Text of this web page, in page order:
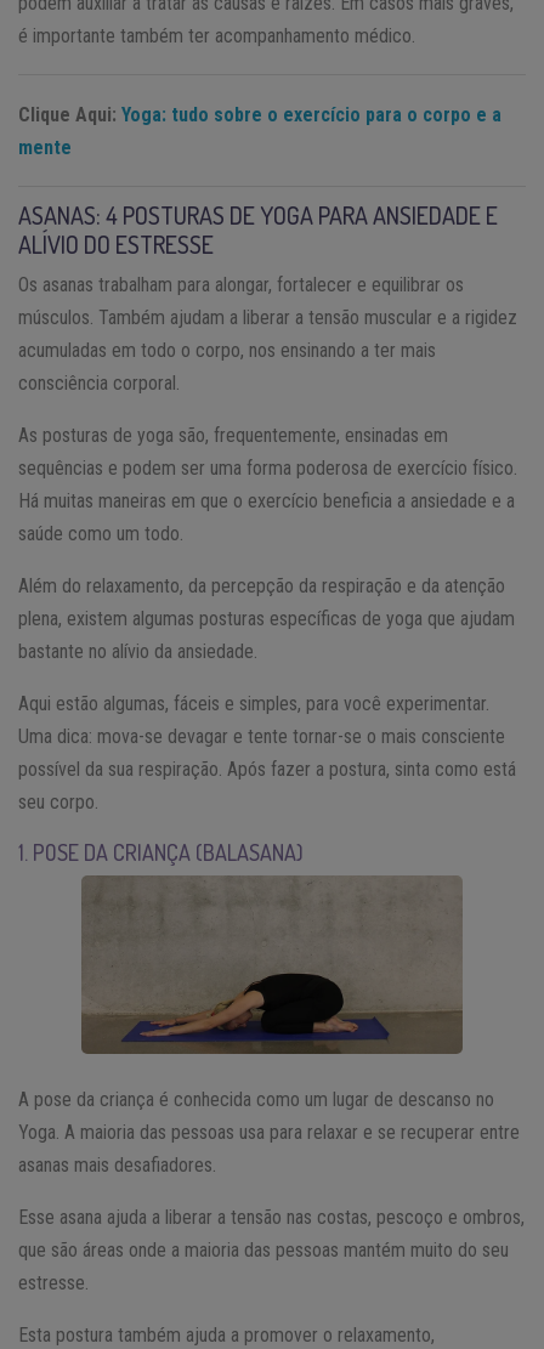
é importante também ter acompanhamento médico.
Clique Aqui: Yoga: tudo sobre o exercício para o corpo e a
mente
ASANAS: 4 POSTURAS DE YOGA PARA ANSIEDADE E
ALÍVIO DO ESTRESSE
Os asanas trabalham para alongar, fortalecer e equilibrar os
músculos. Também ajudam a liberar a tensão muscular e a rigidez
acumuladas em todo o corpo, nos ensinando a ter mais
consciência corporal.
As posturas de yoga são, frequentemente, ensinadas em
sequências e podem ser uma forma poderosa de exercício físico.
Há muitas maneiras em que o exercício beneficia a ansiedade e a
saúde como um todo.
Além do relaxamento, da percepção da respiração e da atenção
plena, existem algumas posturas específicas de yoga que ajudam
bastante no alívio da ansiedade.
Aqui estão algumas, fáceis e simples, para você experimentar.
Uma dica: mova-se devagar e tente tornar-se o mais consciente
possível da sua respiração. Após fazer a postura, sinta como está
seu corpo.
1. POSE DA CRIANÇA (BALASANA)
A pose da criança é conhecida como um lugar de descanso no
Yoga. A maioria das pessoas usa para relaxar e se recuperar entre
asanas mais desafiadores.
Esse asana ajuda a liberar a tensão nas costas, pescoço e ombros,
que são áreas onde a maioria das pessoas mantém muito do seu
estresse.
Esta postura também ajuda a promover o relaxamento,